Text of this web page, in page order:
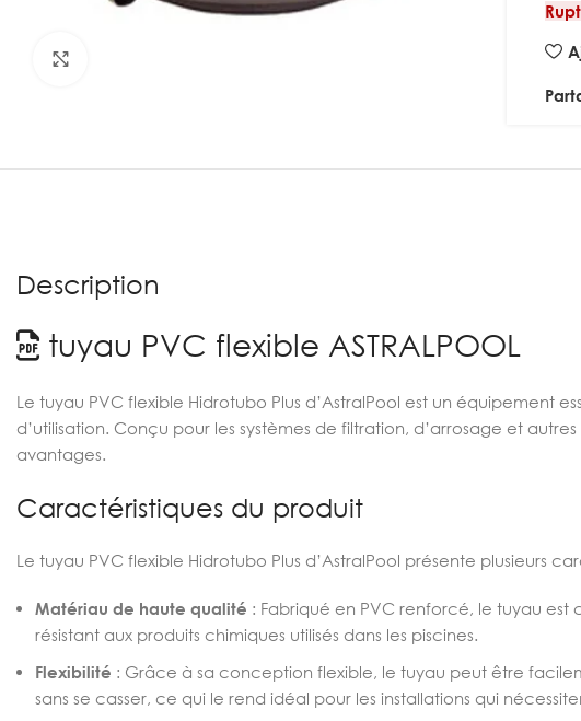
Description
tuyau PVC flexible ASTRALPOOL
Le tuyau PVC flexible Hidrotubo Plus d’AstralPool est un équipement
d’utilisation. Conçu pour les systèmes de filtration, d’arrosage et
avantages.
Caractéristiques du produit
Le tuyau PVC flexible Hidrotubo Plus d’AstralPool présente plusieurs
Matériau de haute qualité : Fabriqué en PVC renforcé, le tuyau est
résistant aux produits chimiques utilisés dans les piscines.
Flexibilité : Grâce à sa conception flexible, le tuyau peut être
sans se casser, ce qui le rend idéal pour les installations qui